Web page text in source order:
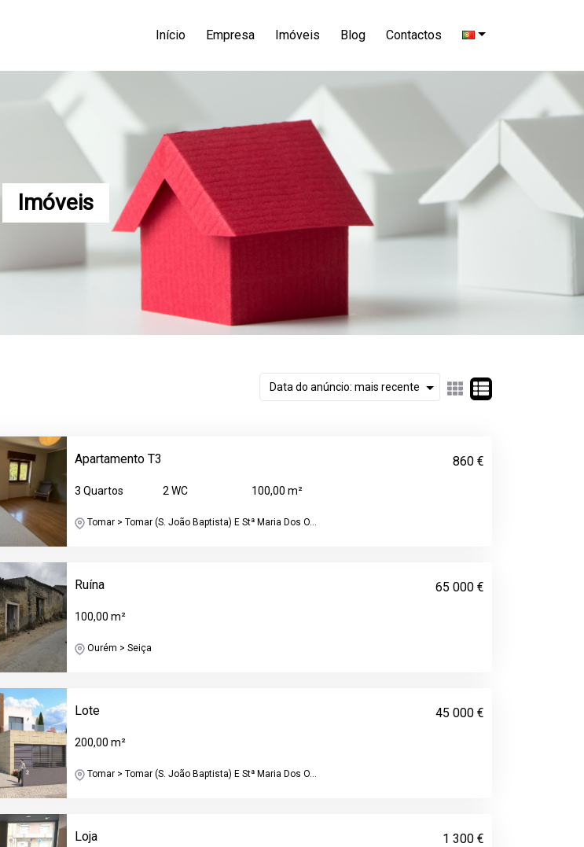
Início Empresa Imóveis Blog Contactos
Imóveis
Apartamento T3 860 €
3 Quartos 2 WC 100,00 m²
Tomar > Tomar (S. João Baptista) E Stª Maria Dos O...
Ruína 65 000 €
100,00 m²
Ourém > Seiça
Lote 45 000 €
200,00 m²
Tomar > Tomar (S. João Baptista) E Stª Maria Dos O...
Loja 1 300 €